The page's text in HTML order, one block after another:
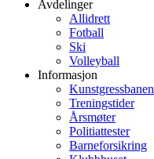
Avdelinger
Allidrett
Fotball
Ski
Volleyball
Informasjon
Kunstgressbanen
Treningstider
Årsmøter
Politiattester
Barneforsikring